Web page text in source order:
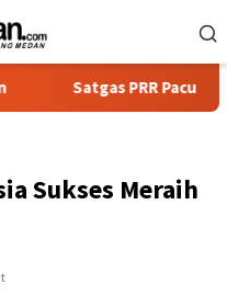
PRR Pacu Realisasi
Sukses Meraih